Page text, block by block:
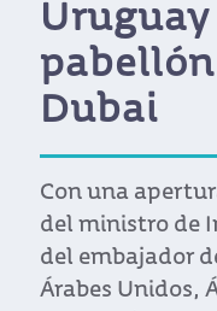
pabellón
Dubai
Con una
del ministro de
del embajador
Árabes Unidos,